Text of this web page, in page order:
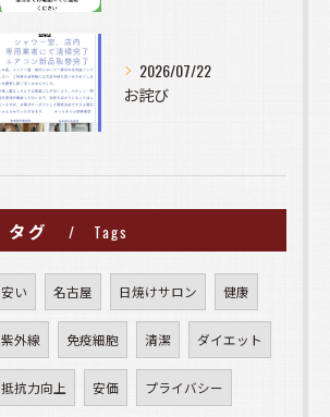
2026/07/22
お詫び
タグ Tags
安い 名古屋 日焼けサロン 健康
紫外線 免疫細胞 清潔 ダイエット
抵抗力向上 安価 プライバシー